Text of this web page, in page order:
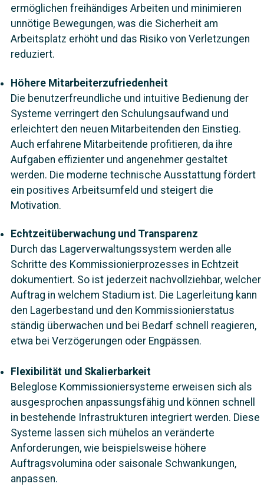
ermöglichen freihändiges Arbeiten und minimieren
unnötige Bewegungen, was die Sicherheit am
Arbeitsplatz erhöht und das Risiko von Verletzungen
reduziert.
Höhere Mitarbeiterzufriedenheit
Die benutzerfreundliche und intuitive Bedienung der
Systeme verringert den Schulungsaufwand und
erleichtert den neuen Mitarbeitenden den Einstieg.
Auch erfahrene Mitarbeitende profitieren, da ihre
Aufgaben effizienter und angenehmer gestaltet
werden. Die moderne technische Ausstattung fördert
ein positives Arbeitsumfeld und steigert die
Motivation.
Echtzeitüberwachung und Transparenz
Durch das Lagerverwaltungssystem werden alle
Schritte des Kommissionierprozesses in Echtzeit
dokumentiert. So ist jederzeit nachvollziehbar, welcher
Auftrag in welchem Stadium ist. Die Lagerleitung kann
den Lagerbestand und den Kommissionierstatus
ständig überwachen und bei Bedarf schnell reagieren,
etwa bei Verzögerungen oder Engpässen.
Flexibilität und Skalierbarkeit
Beleglose Kommissioniersysteme erweisen sich als
ausgesprochen anpassungsfähig und können schnell
in bestehende Infrastrukturen integriert werden. Diese
Systeme lassen sich mühelos an veränderte
Anforderungen, wie beispielsweise höhere
Auftragsvolumina oder saisonale Schwankungen,
anpassen.